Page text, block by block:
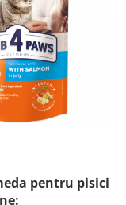
pentru pisici